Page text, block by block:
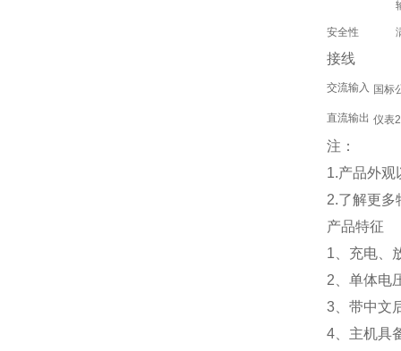
安全性
接线
交流输入 国标
直流输出 仪表
注：
1.产品外观
2.了解更多
产品特征
1、充电、
2、单体电
3、带中文
4、主机具